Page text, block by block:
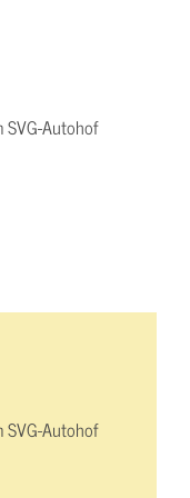
SVG-Autohof
SVG-Autohof